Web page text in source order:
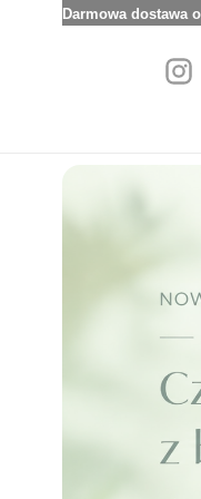
Darmowa dostawa